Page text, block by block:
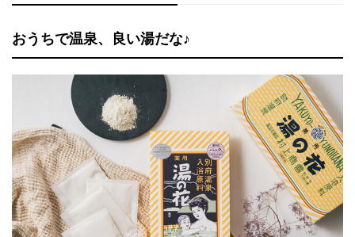
おうちで温泉、良い湯だな♪